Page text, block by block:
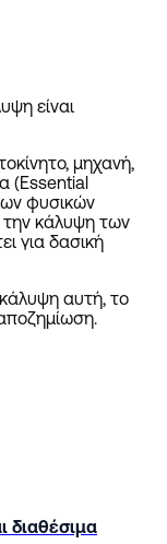
είναι
μηχανή,
(Essential
φυσικών
την κάλυψη των
για δασική
αυτή, το
διαθέσιμα